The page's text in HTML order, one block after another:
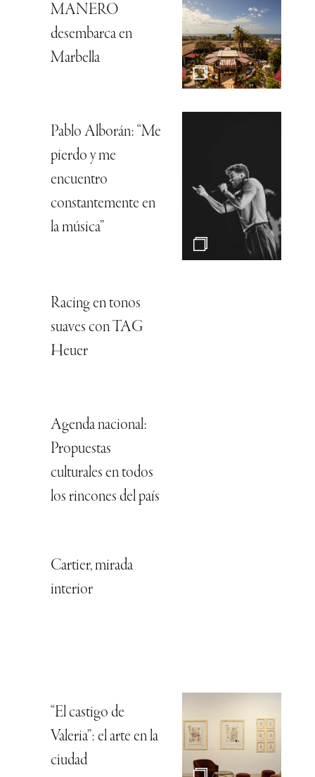
MANERO
desembarca en
Marbella
Pablo Alborán: “Me
pierdo y me
encuentro
constantemente en
la música”
Racing en tonos
suaves con TAG
Heuer
Agenda nacional:
Propuestas
culturales en todos
los rincones del país
Cartier, mirada
interior
“El castigo de
Valeria”: el arte en la
ciudad